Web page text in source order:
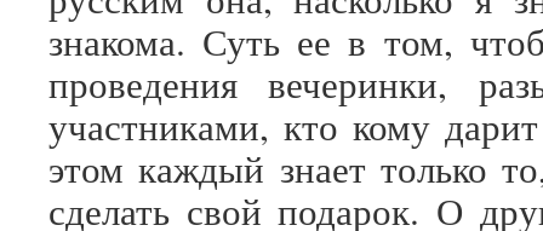
знакома. Суть ее в том,
проведения вечеринки,
участниками, кто кому
этом каждый знает только
сделать свой подарок. О